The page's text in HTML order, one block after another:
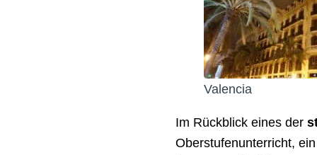
Valencia
Im Rückblick eines der
Oberstufenunterricht,